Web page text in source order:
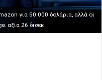
για 50.000 δολάρια, αλλά οι
αξία 26 δισεκ.